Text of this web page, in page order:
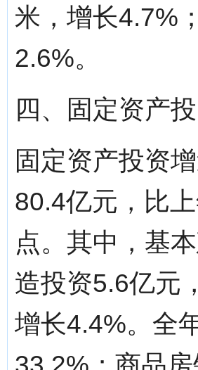
米，增长4.7%
2.6%。
四、固定资产
固定资产投资
80.4亿元，比
点。其中，基
造投资5.6亿元
增长4.4%。全